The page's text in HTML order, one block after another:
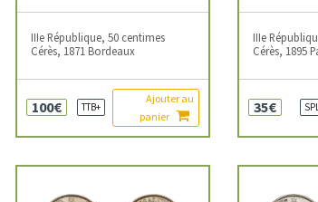
IIIe République, 50 centimes
Cérès, 1871 Bordeaux
100€ TTB+
Ajouter au
panier
IIIe
Cérès, 1895
35€